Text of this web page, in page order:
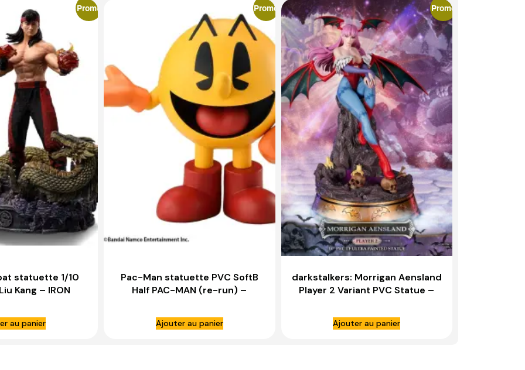
Promo
statuette 1/10
Kang – IRON
au panier
Promo
Pac-Man statuette PVC SoftB
Half PAC-MAN (re-run) –
Ajouter au panier
Promo
darkstalkers: Morrigan Aensland
Player 2 Variant PVC Statue –
Ajouter au panier